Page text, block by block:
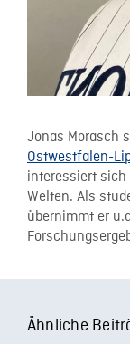
Jonas Morasch
Ostwestfalen-
interessiert sich
Welten. Als
übernimmt er
Ähnliche